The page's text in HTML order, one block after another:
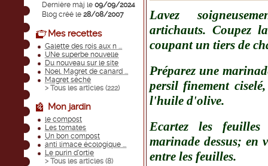
Dernière màj le 09/09/2024
Blog créé le 28/08/2007
Mes recettes
Galette des rois aux n ...
UNe superbe nouvelle
Du nouveau sur le site
Noel. Magret de canard ...
Magret séché
> Tous les articles (222)
Mon jardin
le compost
Les tomates
Un bon compost
anti limace écologique ...
Le purin d’ortie
> Tous les articles (8)
Lavez
artichauts. Coupez
coupant un tiers de
Préparez une
persil finement
l'huile d'olive.
Ecartez les
marinade dessus; en
entre les feuilles.